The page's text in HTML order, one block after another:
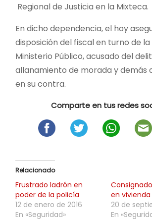
Regional de Justicia en la Mixteca.
En dicho dependencia, el hoy
disposición del fiscal en turno de
Ministerio Público, acusado del
allanamiento de morada y demás
en su contra.
Comparte en tus redes
Relacionado
Frustrado ladrón en
poder de la policía
12 de enero de 2016
En «Seguridad»
en vivienda
20 de
En